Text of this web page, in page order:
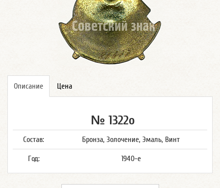
Описание Цена
№ 1322о
Состав: Бронза, Золочение, Эмаль, Винт
Год: 1940-е